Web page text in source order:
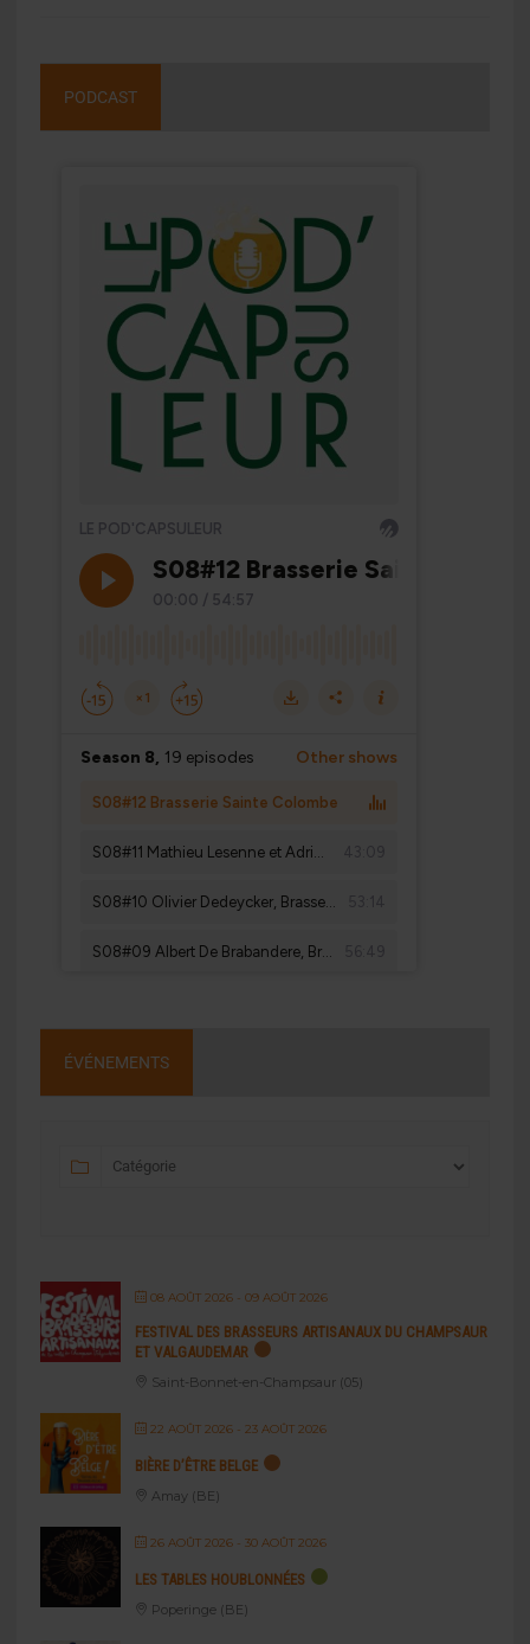
PODCAST
ÉVÉNEMENTS
08 AOÛT 2026- 09 AOÛT 2026
FESTIVAL DES BRASSEURS ARTISANAUX DU CHAMPSAUR
ET VALGAUDEMAR
Saint-Bonnet-en-Champsaur (05)
22 AOÛT 2026- 23 AOÛT 2026
BIÈRE D’ÊTRE BELGE
Amay (BE)
26 AOÛT 2026- 30 AOÛT 2026
LES TABLES HOUBLONNÉES
Poperinge (BE)